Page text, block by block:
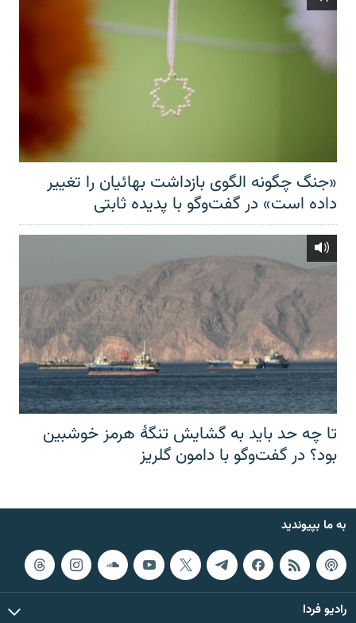
«جنگ چگونه الگوی بازداشت بهائیان را تغییر
داده است» در گفت‌وگو با پدیده ثابتی
تا چه حد باید به گشایش تنگهٔ هرمز خوشبین
بود؟ در گفت‌وگو با دامون گلریز
به ما بپیوندید
رادیو فردا